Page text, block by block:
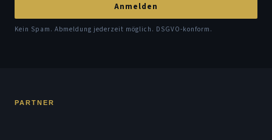
Anmelden
Kein Spam. Abmeldung jederzeit möglich. DSGVO-konform.
PARTNER